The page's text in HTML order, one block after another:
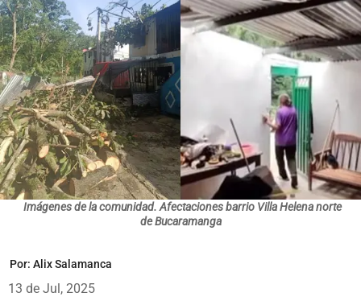
Imágenes de la comunidad. Afectaciones barrio Villa Helena norte
de Bucaramanga
Por: Alix Salamanca
13 de Jul, 2025